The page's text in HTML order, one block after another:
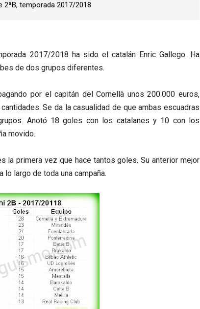
temporada 2017/2018
2017/2018 ha sido el catalán Enric Gallego. Ha
de dos grupos diferentes.
por el capitán del Cornellà unos 200.000 euros,
Se da la casualidad de que ambas escuadras
Anotó 18 goles con los catalanes y 10 con los
movido.
la primera vez que hace tantos goles. Su anterior mejor
largo de toda una campaña.